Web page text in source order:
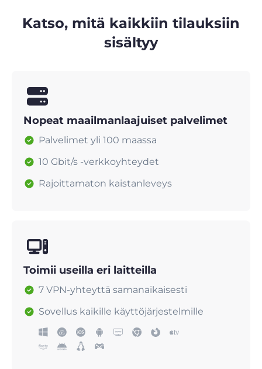
Katso, mitä kaikkiin tilauksiin
sisältyy
Nopeat maailmanlaajuiset palvelimet
Palvelimet yli 100 maassa
10 Gbit/s -verkkoyhteydet
Rajoittamaton kaistanleveys
Toimii useilla eri laitteilla
7 VPN-yhteyttä samanaikaisesti
Sovellus kaikille käyttöjärjestelmille